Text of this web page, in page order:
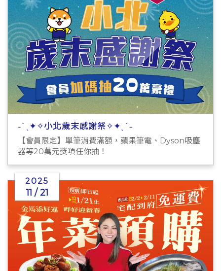
˗ˋˏ✦✧小北歲末感謝祭✧✦ˎˊ˗
【會員限定】單筆消費滿額，蘋果筆電、Dyson吸塵
器等20萬元獎項任你抽！
2025
11 / 21